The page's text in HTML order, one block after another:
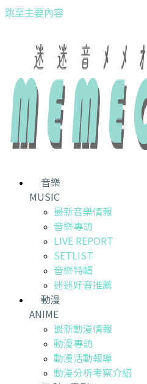
跳至主要內容
音樂
MUSIC
最新音樂情報
音樂專訪
LIVE REPORT
SETLIST
音樂特輯
迷迷好音推薦
動漫
ANIME
最新動漫情報
動漫專訪
動漫活動報導
動漫分析考察介紹